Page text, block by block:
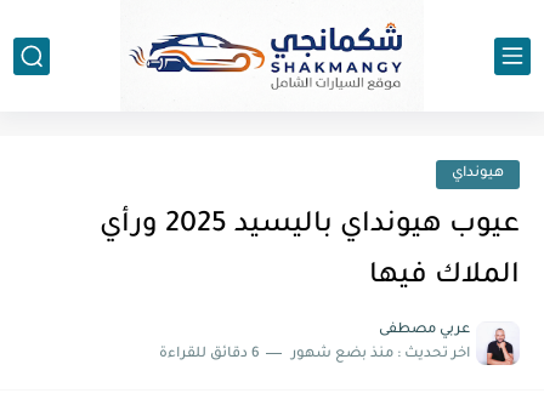
هيونداي
عيوب هيونداي باليسيد 2025 ورأي
الملاك فيها
عربي مصطفى
اخر تحديث : منذ بضع شهور 6 دقائق للقراءة